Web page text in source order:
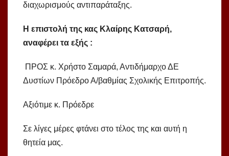
διαχωρισμούς αντιπαράταξης.
Η επιστολή της κας Κλαίρης Κατσαρή,
αναφέρει τα εξής :
ΠΡΟΣ κ. Χρήστο Σαμαρά, Αντιδήμαρχο ΔΕ
Δυστίων Πρόεδρο Α/βαθμίας Σχολικής Επιτροπής.
Αξιότιμε κ. Πρόεδρε
Σε λίγες μέρες φτάνει στο τέλος της και αυτή η
θητεία μας.